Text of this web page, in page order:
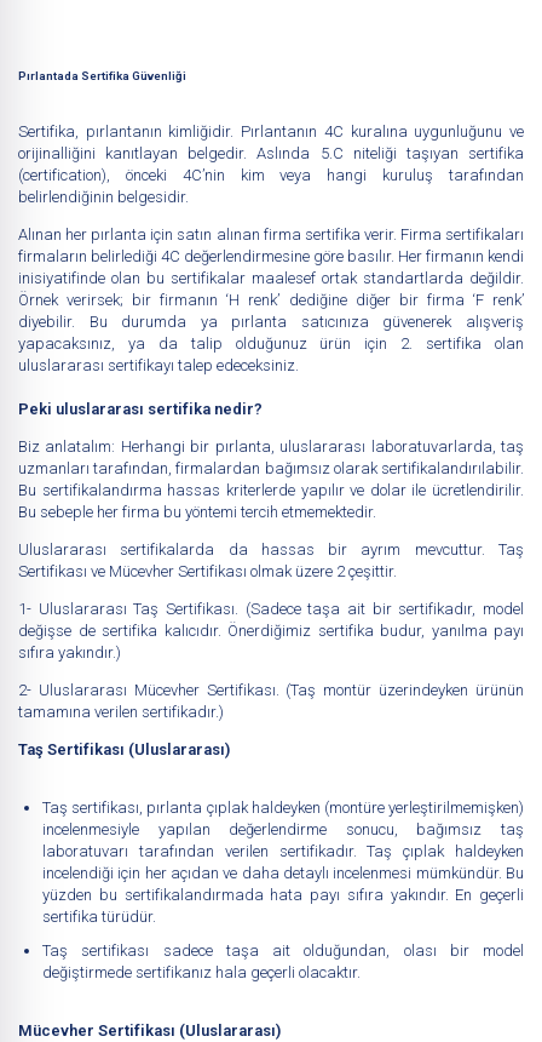
Pırlantada Sertifika Güvenliği
Sertifika, pırlantanın kimliğidir. Pırlantanın 4C kuralına uygunluğunu ve
orijinalliğini kanıtlayan belgedir. Aslında 5.C niteliği taşıyan sertifika
(certification), önceki 4C’nin kim veya hangi kuruluş tarafından
belirlendiğinin belgesidir.
Alınan her pırlanta için satın alınan firma sertifika verir. Firma sertifikaları
firmaların belirlediği 4C değerlendirmesine göre basılır. Her firmanın kendi
inisiyatifinde olan bu sertifikalar maalesef ortak standartlarda değildir.
Örnek verirsek; bir firmanın ‘H renk’ dediğine diğer bir firma ‘F renk’
diyebilir. Bu durumda ya pırlanta satıcınıza güvenerek alışveriş
yapacaksınız, ya da talip olduğunuz ürün için 2. sertifika olan
uluslararası sertifikayı talep edeceksiniz.
Peki uluslararası sertifika nedir?
Biz anlatalım: Herhangi bir pırlanta, uluslararası laboratuvarlarda, taş
uzmanları tarafından, firmalardan bağımsız olarak sertifikalandırılabilir.
Bu sertifikalandırma hassas kriterlerde yapılır ve dolar ile ücretlendirilir.
Bu sebeple her firma bu yöntemi tercih etmemektedir.
Uluslararası sertifikalarda da hassas bir ayrım mevcuttur. Taş
Sertifikası ve Mücevher Sertifikası olmak üzere 2 çeşittir.
1- Uluslararası Taş Sertifikası. (Sadece taşa ait bir sertifikadır, model
değişse de sertifika kalıcıdır. Önerdiğimiz sertifika budur, yanılma payı
sıfıra yakındır.)
2- Uluslararası Mücevher Sertifikası. (Taş montür üzerindeyken ürünün
tamamına verilen sertifikadır.)
Taş Sertifikası (Uluslararası)
Taş sertifikası, pırlanta çıplak haldeyken (montüre yerleştirilmemişken)
incelenmesiyle yapılan değerlendirme sonucu, bağımsız taş
laboratuvarı tarafından verilen sertifikadır. Taş çıplak haldeyken
incelendiği için her açıdan ve daha detaylı incelenmesi mümkündür. Bu
yüzden bu sertifikalandırmada hata payı sıfıra yakındır. En geçerli
sertifika türüdür.
Taş sertifikası sadece taşa ait olduğundan, olası bir model
değiştirmede sertifikanız hala geçerli olacaktır.
Mücevher Sertifikası (Uluslararası)